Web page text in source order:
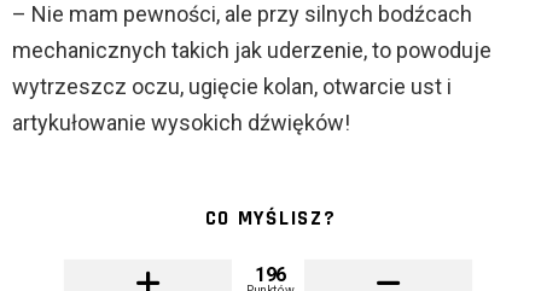
– Nie mam pewności, ale przy silnych bodźcach
mechanicznych takich jak uderzenie, to powoduje
wytrzeszcz oczu, ugięcie kolan, otwarcie ust i
artykułowanie wysokich dźwięków!
CO MYŚLISZ?
196